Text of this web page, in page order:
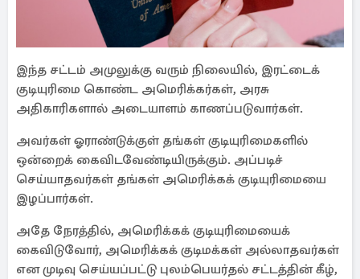
இந்த சட்டம் அமுலுக்கு வரும் நிலையில், இரட்டைக்
குடியுரிமை கொண்ட அமெரிக்கர்கள், அரசு
அதிகாரிகளால் அடையாளம் காணப்படுவார்கள்.
அவர்கள் ஓராண்டுக்குள் தங்கள் குடியுரிமைகளில்
ஒன்றைக் கைவிடவேண்டியிருக்கும். அப்படிச்
செய்யாதவர்கள் தங்கள் அமெரிக்கக் குடியுரிமையை
இழப்பார்கள்.
அதே நேரத்தில், அமெரிக்கக் குடியுரிமையைக்
கைவிடுவோர், அமெரிக்கக் குடிமக்கள் அல்லாதவர்கள்
என முடிவு செய்யப்பட்டு புலம்பெயர்தல் சட்டத்தின் கீழ்,